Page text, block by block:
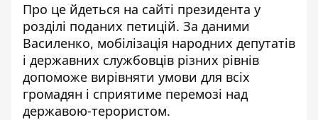
Про це йдеться на сайті президента у
розділі поданих петицій. За даними
Василенко, мобілізація народних депутатів
і державних службовців різних рівнів
допоможе вирівняти умови для всіх
громадян і сприятиме перемозі над
державою-терористом.